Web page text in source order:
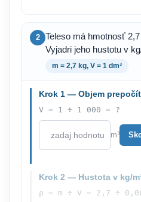
2
Teleso má hmotnosť
Vyjadri jeho hustotu v
m = 2,7 kg, V = 1 dm³
Krok 1 — Objem
V = 1 ÷ 1 000 = ?
m³
Krok 2 — Hustota v kg/
ρ = m ÷ V = 2,7 ÷